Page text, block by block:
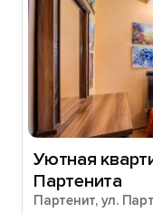
Уютная
Партенита
Партенит, ул.